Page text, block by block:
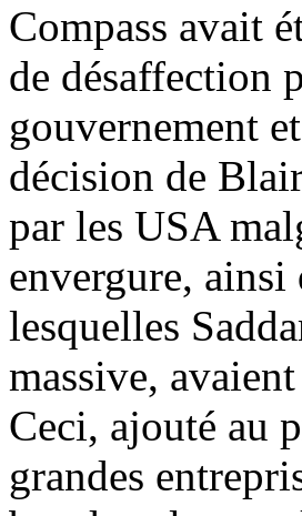
Compass avait
de désaffection
gouvernement
décision de
par les USA
envergure, ainsi
lesquelles
massive,
Ceci, ajouté au
grandes